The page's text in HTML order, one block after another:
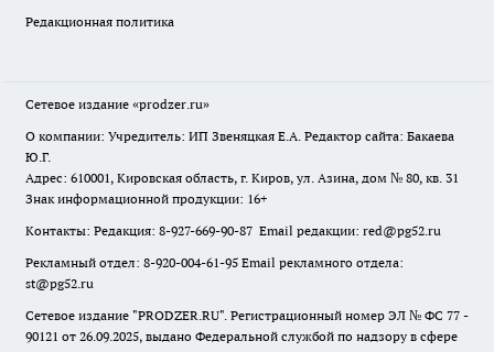
Редакционная политика
Сетевое издание «prodzer.ru»
О компании: Учредитель: ИП Звеняцкая Е.А. Редактор сайта: Бакаева
Ю.Г.
Адрес: 610001, Кировская область, г. Киров, ул. Азина, дом № 80, кв. 31
Знак информационной продукции: 16+
Контакты: Редакция: 8-927-669-90-87 Email редакции: red@pg52.ru
Рекламный отдел: 8-920-004-61-95 Email рекламного отдела:
st@pg52.ru
Сетевое издание "PRODZER.RU". Регистрационный номер ЭЛ № ФС 77 -
90121 от 26.09.2025, выдано Федеральной службой по надзору в сфере